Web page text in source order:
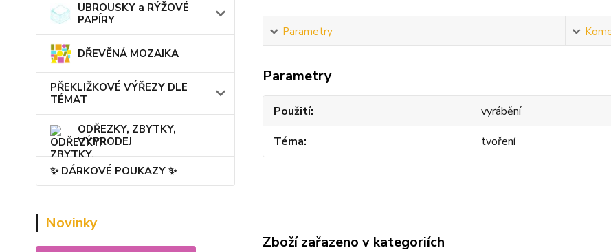
UBROUSKY a RÝŽOVÉ
PAPÍRY
DŘEVĚNÁ MOZAIKA
PŘEKLIŽKOVÉ VÝŘEZY DLE
TÉMAT
ODŘEZKY, ZBYTKY,
VÝPRODEJ
✨ DÁRKOVÉ POUKAZY ✨
Novinky
Parametry
Parametry
Použití
vyrábění
Téma
tvoření
Zboží zařazeno v kategoriích